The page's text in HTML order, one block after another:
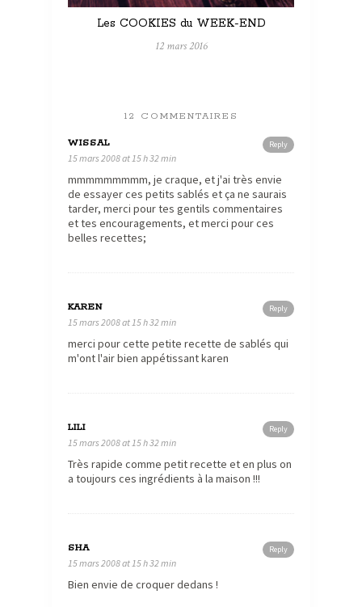
Les COOKIES du WEEK-END
12 mars 2016
12 COMMENTAIRES
Reply
WISSAL
15 mars 2008 at 15 h 32 min
mmmmmmmmm, je craque, et j'ai très envie
de essayer ces petits sablés et ça ne saurais
tarder, merci pour tes gentils commentaires
et tes encouragements, et merci pour ces
belles recettes;
Reply
KAREN
15 mars 2008 at 15 h 32 min
merci pour cette petite recette de sablés qui
m'ont l'air bien appétissant karen
Reply
LILI
15 mars 2008 at 15 h 32 min
Très rapide comme petit recette et en plus on
a toujours ces ingrédients à la maison !!!
Reply
SHA
15 mars 2008 at 15 h 32 min
Bien envie de croquer dedans !